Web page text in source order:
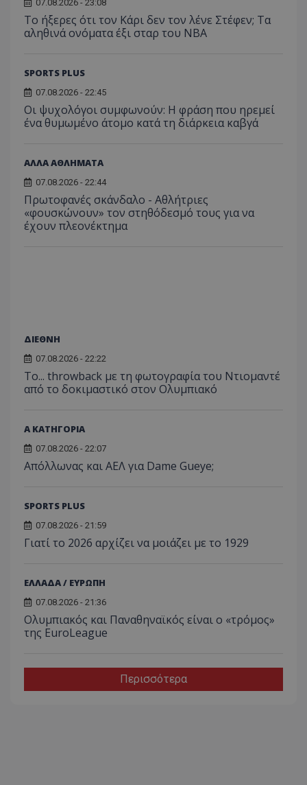
07.08.2026 - 23:08
Το ήξερες ότι τον Κάρι δεν τον λένε Στέφεν; Τα
αληθινά ονόματα έξι σταρ του NBA
SPORTS PLUS
07.08.2026 - 22:45
Οι ψυχολόγοι συμφωνούν: Η φράση που ηρεμεί
ένα θυμωμένο άτομο κατά τη διάρκεια καβγά
ΑΛΛΑ ΑΘΛΗΜΑΤΑ
07.08.2026 - 22:44
Πρωτοφανές σκάνδαλο - Aθλήτριες
«φουσκώνουν» τον στηθόδεσμό τους για να
έχουν πλεονέκτημα
ΔΙΕΘΝΗ
07.08.2026 - 22:22
Το... throwback με τη φωτογραφία του Ντιομαντέ
από το δοκιμαστικό στον Ολυμπιακό
Α ΚΑΤΗΓΟΡΙΑ
07.08.2026 - 22:07
Απόλλωνας και ΑΕΛ για Dame Gueye;
SPORTS PLUS
07.08.2026 - 21:59
Γιατί το 2026 αρχίζει να μοιάζει με το 1929
ΕΛΛΑΔΑ / ΕΥΡΩΠΗ
07.08.2026 - 21:36
Ολυμπιακός και Παναθηναϊκός είναι ο «τρόμος»
της EuroLeague
Περισσότερα